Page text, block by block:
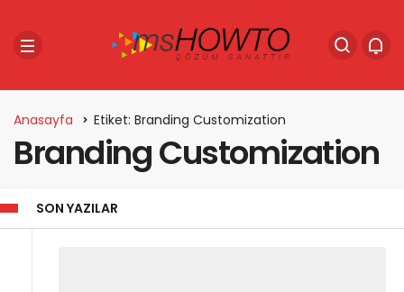
Anasayfa Etiket: Branding Customization
Branding Customization
SON YAZILAR